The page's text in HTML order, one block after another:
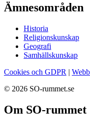
Ämnesområden
Historia
Religionskunskap
Geografi
Samhällskunskap
Cookies och GDPR |
© 2026 SO-rummet.se
Om SO-rummet